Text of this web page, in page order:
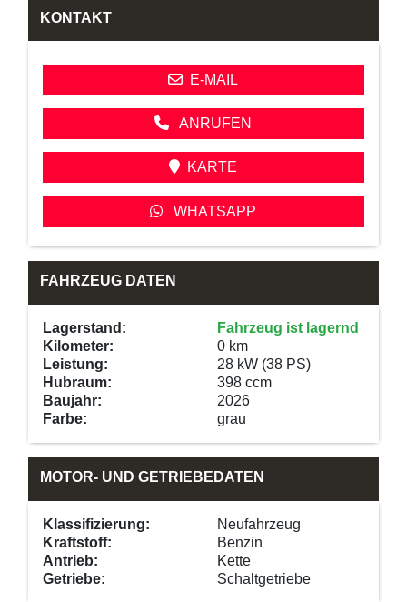
KONTAKT
E-MAIL
ANRUFEN
KARTE
WHATSAPP
FAHRZEUG DATEN
Lagerstand:
Fahrzeug ist lagernd
Kilometer:
0 km
Leistung:
28 kW (38 PS)
Hubraum:
398 ccm
Baujahr:
2026
Farbe:
grau
MOTOR- UND GETRIEBEDATEN
Klassifizierung:
Neufahrzeug
Kraftstoff:
Benzin
Antrieb:
Kette
Getriebe:
Schaltgetriebe